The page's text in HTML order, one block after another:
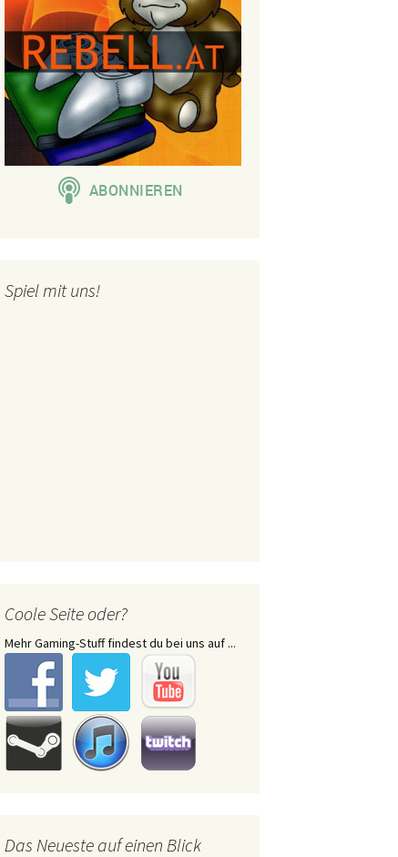
Spiel mit uns!
Coole Seite oder?
Mehr Gaming-Stuff findest du bei uns auf ...
Das Neueste auf einen Blick